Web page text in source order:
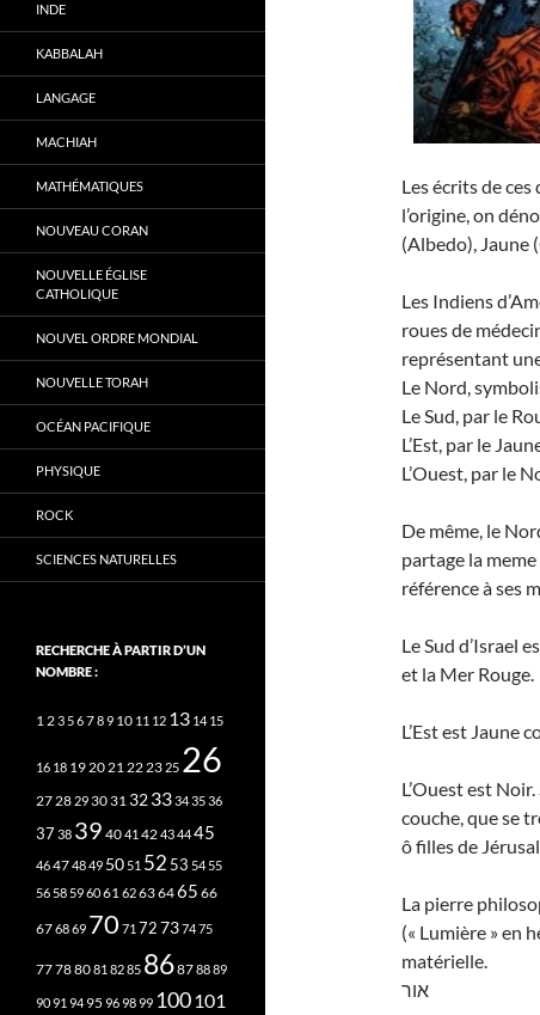
Les écrits de
l’origine, on
(Albedo), Jaune
Les Indiens
roues de
représentant
Le Nord,
Le Sud, par le
L’Est, par le
L’Ouest, par le
De même, le
partage la meme
référence à ses
Le Sud d’Israel
et la Mer Rouge.
L’Est est Jaune
L’Ouest est
couche, que se
ô filles de
La pierre
(« Lumière » en
matérielle.
אור
INDE
KABBALAH
LANGAGE
MACHIAH
MATHÉMATIQUES
NOUVEAU CORAN
NOUVELLE ÉGLISE
CATHOLIQUE
NOUVEL ORDRE MONDIAL
NOUVELLE TORAH
OCÉAN PACIFIQUE
PHYSIQUE
ROCK
SCIENCES NATURELLES
RECHERCHE À PARTIR D’UN
NOMBRE :
1 23 56789 10 11 12 13 14 15
16 18 1920212223 25 26
27 28 293031 3233343536
37 38 39 4041 42434445
46474849 50 51 52 53 54 55
56 58 596061 62636465 66
676869 70 71 72737475
77788081 8285 86878889
9091 94 95 969899 100101